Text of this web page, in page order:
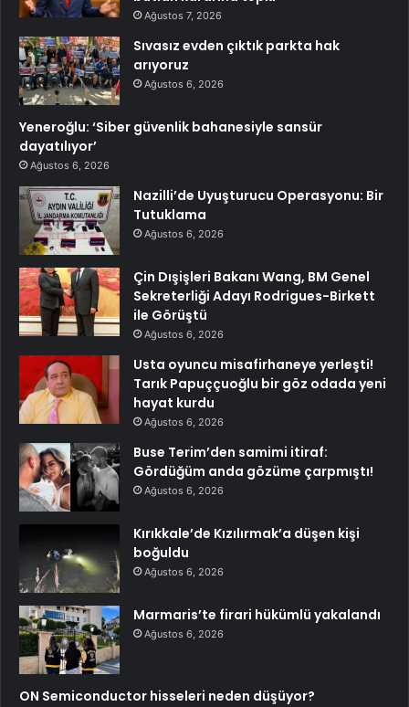
Ağustos 7, 2026
Sıvasız evden çıktık parkta hak
arıyoruz
Ağustos 6, 2026
Yeneroğlu: ‘Siber güvenlik bahanesiyle sansür
dayatılıyor’
Ağustos 6, 2026
Nazilli’de Uyuşturucu Operasyonu: Bir
Tutuklama
Ağustos 6, 2026
Çin Dışişleri Bakanı Wang, BM Genel
Sekreterliği Adayı Rodrigues-Birkett
ile Görüştü
Ağustos 6, 2026
Usta oyuncu misafirhaneye yerleşti!
Tarık Papuççuoğlu bir göz odada yeni
hayat kurdu
Ağustos 6, 2026
Buse Terim’den samimi itiraf:
Gördüğüm anda gözüme çarpmıştı!
Ağustos 6, 2026
Kırıkkale’de Kızılırmak’a düşen kişi
boğuldu
Ağustos 6, 2026
Marmaris’te firari hükümlü yakalandı
Ağustos 6, 2026
ON Semiconductor hisseleri neden düşüyor?